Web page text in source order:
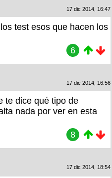
17 dic 2014, 16:47
test esos que hacen los
6
17 dic 2014, 16:56
te dice qué tipo de
nada por ver en esta
8
17 dic 2014, 18:54